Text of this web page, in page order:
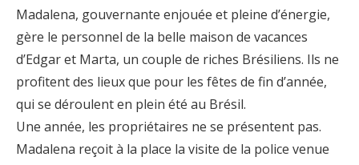
Madalena, gouvernante enjouée et pleine d’énergie,
gère le personnel de la belle maison de vacances
d’Edgar et Marta, un couple de riches Brésiliens. Ils ne
profitent des lieux que pour les fêtes de fin d’année,
qui se déroulent en plein été au Brésil.
Une année, les propriétaires ne se présentent pas.
Madalena reçoit à la place la visite de la police venue